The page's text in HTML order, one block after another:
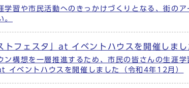
学習や市民活動へのきっかけづくりとなる、街の
。
トフェスタ」at イベントハウスを開催しま
ン構想を一層推進するため、市民の皆さんの生涯
イベントハウスを開催しました（令和4年12月）